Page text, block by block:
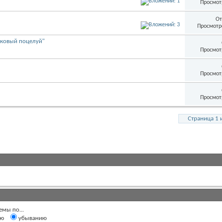
поцелуй"
Страница 1
по...
убыванию